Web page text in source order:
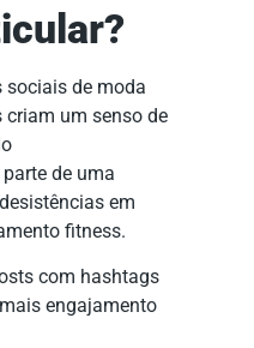
sociais de moda
criam um senso de
de uma
em
fitness.
com hashtags
engajamento